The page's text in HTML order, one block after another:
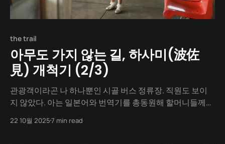
the trail
아무도 가지 않는 길, 하사미(波佐
見) 개척기 (2/3)
관광객이라곤 나 하나뿐인 시골 버스 정류장. 직원도 보이
지 않았다. 아는 일본어와 번역기를 총동원해 할머니들께
했지만, 도자기 마을에 대한 잔뜩 기대에 부푼 마음은 어쩔
22 10월 20257 min read